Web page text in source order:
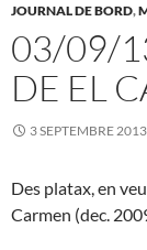
JOURNAL DE BORD,
03/09/
DE EL
3 SEPTEMBRE 2013
Des platax, en
Carmen (dec.